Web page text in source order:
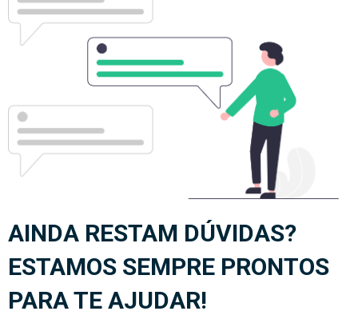
AINDA RESTAM DÚVIDAS?
ESTAMOS SEMPRE PRONTOS
PARA TE AJUDAR!